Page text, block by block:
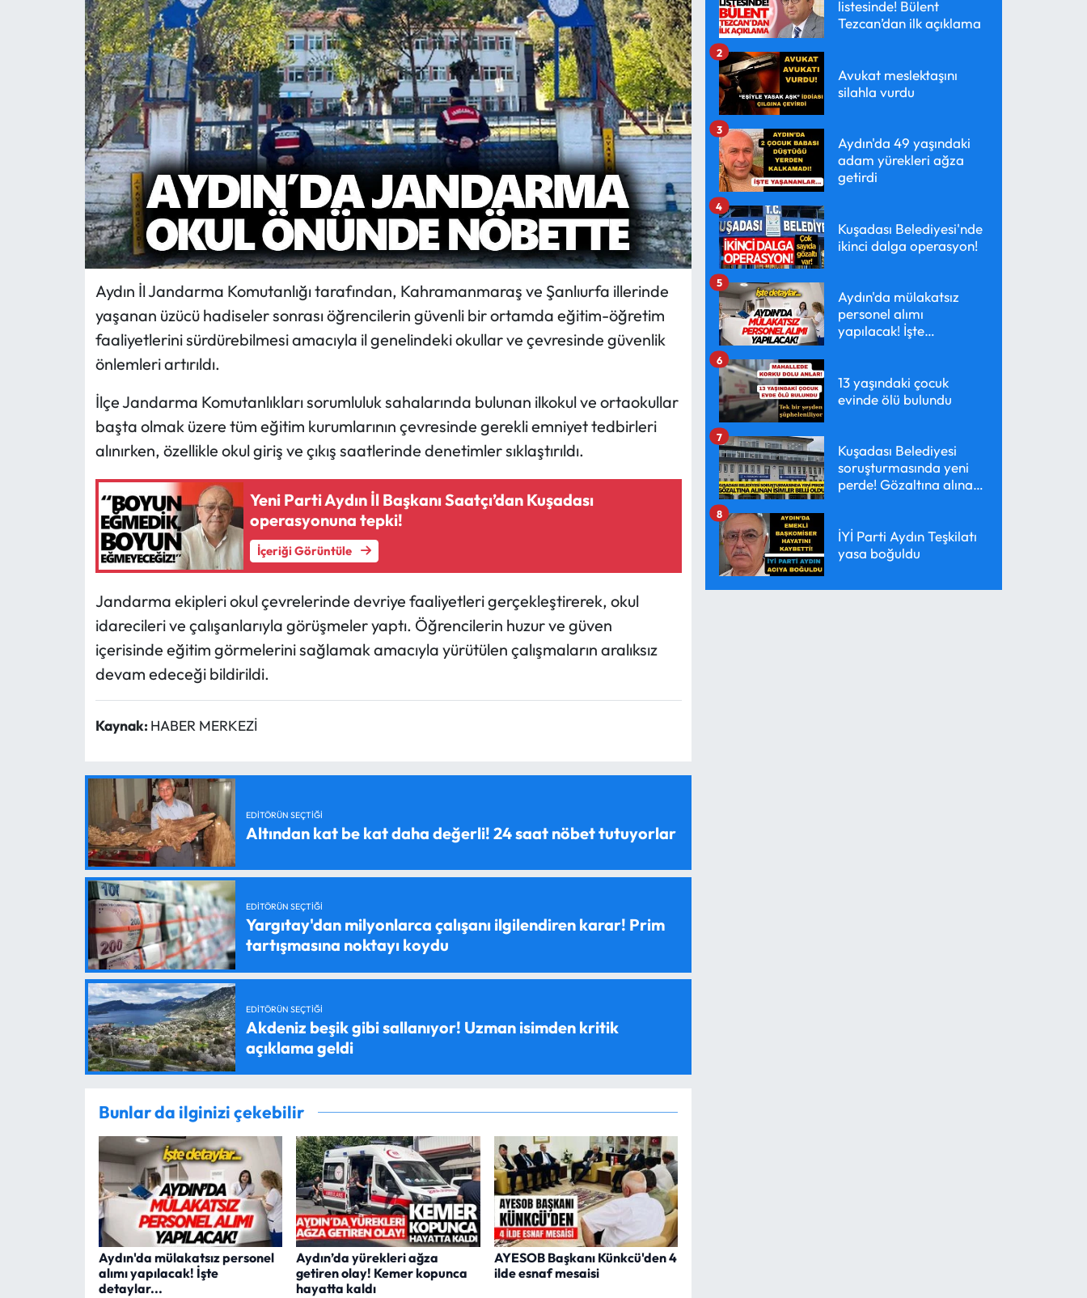
Aydın İl Jandarma Komutanlığı tarafından, Kahramanmaraş ve Şanlıurfa illerinde
yaşanan üzücü hadiseler sonrası öğrencilerin güvenli bir ortamda eğitim-öğretim
faaliyetlerini sürdürebilmesi amacıyla il genelindeki okullar ve çevresinde güvenlik
önlemleri artırıldı.
İlçe Jandarma Komutanlıkları sorumluluk sahalarında bulunan ilkokul ve ortaokullar
başta olmak üzere tüm eğitim kurumlarının çevresinde gerekli emniyet tedbirleri
alınırken, özellikle okul giriş ve çıkış saatlerinde denetimler sıklaştırıldı.
Yeni Parti Aydın İl Başkanı Saatçı’dan Kuşadası
operasyonuna tepki!
İçeriği Görüntüle
Jandarma ekipleri okul çevrelerinde devriye faaliyetleri gerçekleştirerek, okul
idarecileri ve çalışanlarıyla görüşmeler yaptı. Öğrencilerin huzur ve güven
içerisinde eğitim görmelerini sağlamak amacıyla yürütülen çalışmaların aralıksız
devam edeceği bildirildi.
Kaynak: HABER MERKEZİ
EDITÖRÜN SEÇTIĞI
Altından kat be kat daha değerli! 24 saat nöbet tutuyorlar
EDITÖRÜN SEÇTIĞI
Yargıtay'dan milyonlarca çalışanı ilgilendiren karar! Prim
tartışmasına noktayı koydu
EDITÖRÜN SEÇTIĞI
Akdeniz beşik gibi sallanıyor! Uzman isimden kritik
açıklama geldi
Bunlar da ilginizi çekebilir
Aydın'da mülakatsız personel
alımı yapılacak! İşte
detaylar...
Aydın’da yürekleri ağza
getiren olay! Kemer kopunca
hayatta kaldı
AYESOB Başkanı Künkcü'den 4
ilde esnaf mesaisi
listesinde! Bülent
Tezcan’dan ilk açıklama
Avukat meslektaşını
silahla vurdu
2
Aydın'da 49 yaşındaki
adam yürekleri ağza
getirdi
3
Kuşadası Belediyesi'nde
ikinci dalga operasyon!
4
Aydın'da mülakatsız
personel alımı
yapılacak! İşte
5
13 yaşındaki çocuk
evinde ölü bulundu
6
Kuşadası Belediyesi
soruşturmasında yeni
perde! Gözaltına alınan
7
İYİ Parti Aydın Teşkilatı
yasa boğuldu
8
MAGAZİN
SAĞLIK
SİYASET
TARIM
TURİZM
RESMİ İLANLAR
HABER İLAN